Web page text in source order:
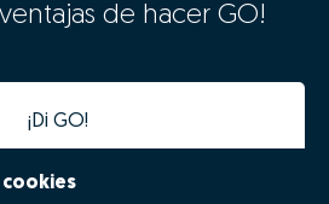
de hacer GO!
¡Di GO!
cookies